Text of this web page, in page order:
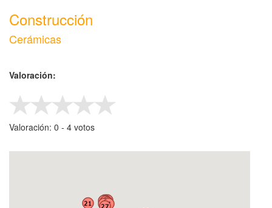
Construcción
Cerámicas
Valoración:
Valoración: 0 - ‎ 4 votos